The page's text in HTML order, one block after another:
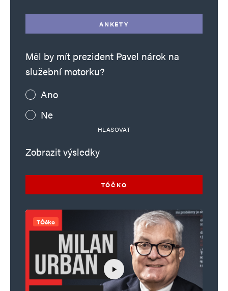
ANKETY
Měl by mít prezident Pavel nárok na
služební motorku?
Ano
Ne
HLASOVAT
Zobrazit výsledky
TÓČKO
TÓčko